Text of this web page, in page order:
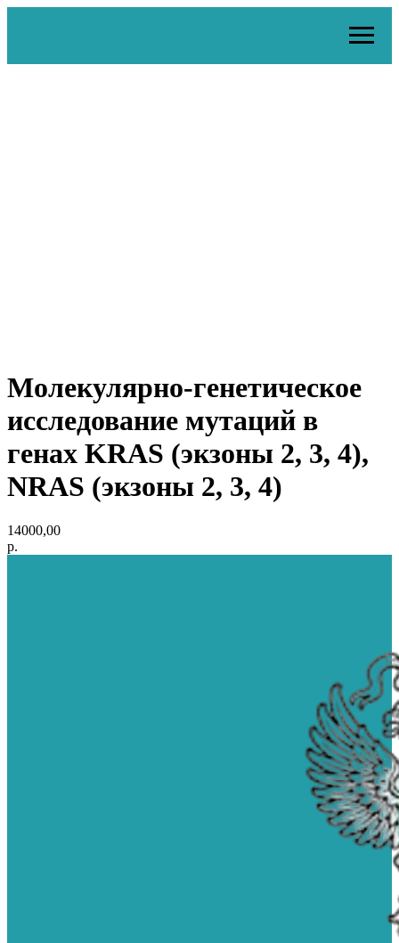
Молекулярно-генетическое
исследование мутаций в
генах KRAS (экзоны 2, 3, 4),
NRAS (экзоны 2, 3, 4)
14000,00
р.